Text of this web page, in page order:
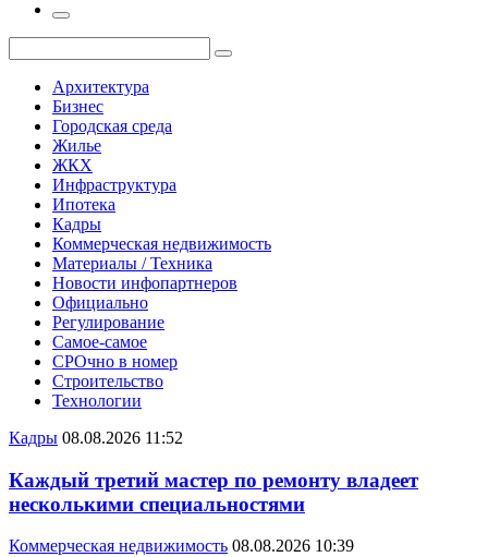
Архитектура
Бизнес
Городская среда
Жилье
ЖКХ
Инфраструктура
Ипотека
Кадры
Коммерческая недвижимость
Материалы / Техника
Новости инфопартнеров
Официально
Регулирование
Самое-самое
СРОчно в номер
Строительство
Технологии
Кадры 08.08.2026 11:52
Каждый третий мастер по ремонту владеет
несколькими специальностями
Коммерческая недвижимость 08.08.2026 10:39